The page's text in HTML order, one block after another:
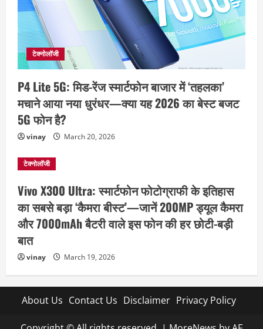
टेक्नोलॉजी
P4 Lite 5G: मिड-रेंज स्मार्टफोन बाजार में ‘तहलका’
मचाने आया नया धुरंधर—क्या यह 2026 का बेस्ट बजट
5G फोन है?
vinay March 20, 2026
टेक्नोलॉजी
Vivo X300 Ultra: स्मार्टफोन फोटोग्राफी के इतिहास
का सबसे बड़ा ‘कैमरा बीस्ट’—जानें 200MP ड्यूल कैमरा
और 7000mAh बैटरी वाले इस फोन की हर छोटी-बड़ी
बात
vinay March 19, 2026
About Us Contact Us Disclaimer Privacy Policy